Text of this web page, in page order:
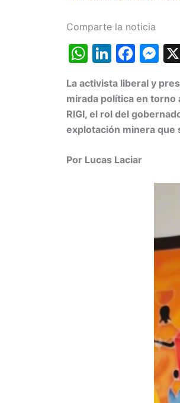
Comparte la noticia
W
at
s
A
p
Li
k
e
dI
F
c
e
b
o
M
s
s
e
er
La activista liberal y
mirada política en torno
RIGI, el rol del
explotación minera que
Por Lucas Laciar